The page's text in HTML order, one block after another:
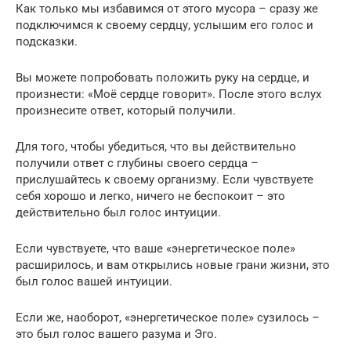
Как только мы избавимся от этого мусора – сразу же
подключимся к своему сердцу, услышим его голос и
подсказки.
Вы можете попробовать положить руку на сердце, и
произнести: «Моё сердце говорит». После этого вслух
произнесите ответ, который получили.
Для того, чтобы убедиться, что вы действительно
получили ответ с глубины своего сердца –
прислушайтесь к своему организму. Если чувствуете
себя хорошо и легко, ничего не беспокоит – это
действительно был голос интуиции.
Если чувствуете, что ваше «энергетическое поле»
расширилось, и вам открылись новые грани жизни, это
был голос вашей интуиции.
Если же, наоборот, «энергетическое поле» сузилось –
это был голос вашего разума и Эго.